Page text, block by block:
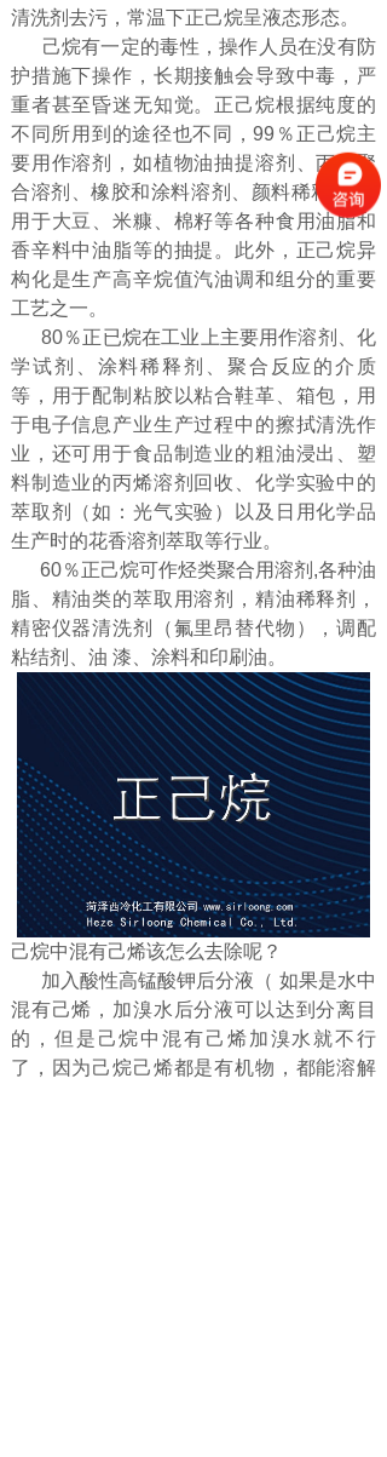
清洗剂去污，常温下正己烷呈液态形态。
己烷有一定的毒性，操作人员在没有防
护措施下操作，长期接触会导致中毒，严
重者甚至昏迷无知觉。正己烷根据纯度的
不同所用到的途径也不同，99％正己烷主
要用作溶剂，如植物油抽提溶剂、丙烯聚
合溶剂、橡胶和涂料溶剂、颜料稀释剂。
用于大豆、米糠、棉籽等各种食用油脂和
香辛料中油脂等的抽提。此外，正己烷异
构化是生产高辛烷值汽油调和组分的重要
工艺之一。
80％正已烷在工业上主要用作溶剂、化
学试剂、涂料稀释剂、聚合反应的介质
等，用于配制粘胶以粘合鞋革、箱包，用
于电子信息产业生产过程中的擦拭清洗作
业，还可用于食品制造业的粗油浸出、塑
料制造业的丙烯溶剂回收、化学实验中的
萃取剂（如：光气实验）以及日用化学品
生产时的花香溶剂萃取等行业。
60％正己烷可作烃类聚合用溶剂,各种油
脂、精油类的萃取用溶剂，精油稀释剂，
精密仪器清洗剂（氟里昂替代物），调配
粘结剂、油 漆、涂料和印刷油。
己烷中混有己烯该怎么去除呢？
加入酸性高锰酸钾后分液（ 如果是水中
混有己烯，加溴水后分液可以达到分离目
的，但是己烷中混有己烯加溴水就不行
了，因为己烷己烯都是有机物，都能溶解